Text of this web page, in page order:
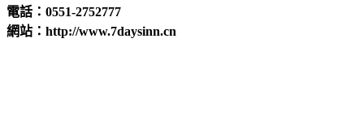
電話：0551-2752777
網站：http://www.7daysinn.cn